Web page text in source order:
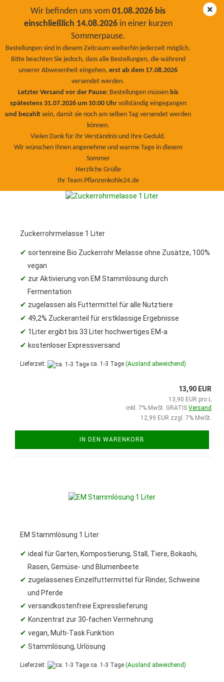
Wir befinden uns vom 01.08.2026 bis
einschließlich 14.08.2026in einer kurzen
Sommerpause.
Bestellungen sind in diesem Zeitraum weiterhin jederzeit möglich.
Bitte beachten Sie jedoch, dass alle Bestellungen, die während
unserer Abwesenheit eingehen, erst ab dem 17.08.2026
versendet werden.
Letzter Versand vor der Pause: Bestellungen müssen bis
spätestens 31.07.2026 um 10:00 Uhrvollständig eingegangen
und bezahlt sein, damit sie noch am selben Tag versendet werden
können.
Vielen Dank für Ihr Verständnis und Ihre Geduld.
Wir wünschen Ihnen angenehme und warme Tage in diesem
Sommer
Herzliche Grüße
Ihr Team Pflanzenkohle24.de
EM Stammlösung & Zuckerrohmelasse
Sortieren nach
Sortieren nach 800 pro Seite
pro Seite
Zuckerrohrmelasse 1 Liter
✔ sortenreine Bio Zuckerrohr Melasse ohne Zusätze, 100%
vegan
✔ zur Aktivierung von EM Stammlösung durch
Fermentation
✔ zugelassen als Futtermittel für alle Nutztiere
✔ 49,2% Zuckeranteil für erstklassige Ergebnisse
✔ 1Liter ergibt bis 33 Liter hochwertiges EM-a
✔ kostenloser Expressversand
Lieferzeit: ca. 1-3 Tage (Ausland abweichend)
13,90 EUR
13,90 EUR pro L
inkl. 7% MwSt. GRATIS Versand
12,99 EUR zzgl. 7% MwSt.
IN DEN WARENKORB
EM Stammlösung 1 Liter
✔ ideal für Garten, Kompostierung, Stall, Tiere, Bokashi,
Rasen, Gemüse- und Blumenbeete
✔ zugelassenes Einzelfuttermittel für Rinder, Schweine
und Pferde
✔ versandkostenfreie Expresslieferung
✔ Konzentrat zur 30-fachen Vermehrung
✔ vegan, Multi-Task Funktion
✔ Stammlösung, Urlösung
Lieferzeit: ca. 1-3 Tage (Ausland abweichend)